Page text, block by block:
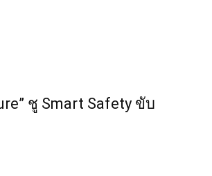
ชู Smart Safety ขับ